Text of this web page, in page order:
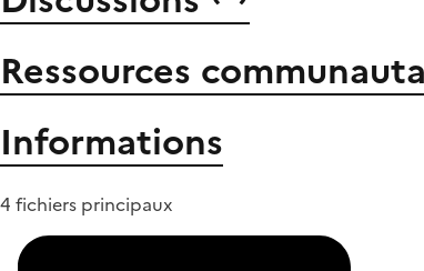
Ressources
Informations
4 fichiers principaux